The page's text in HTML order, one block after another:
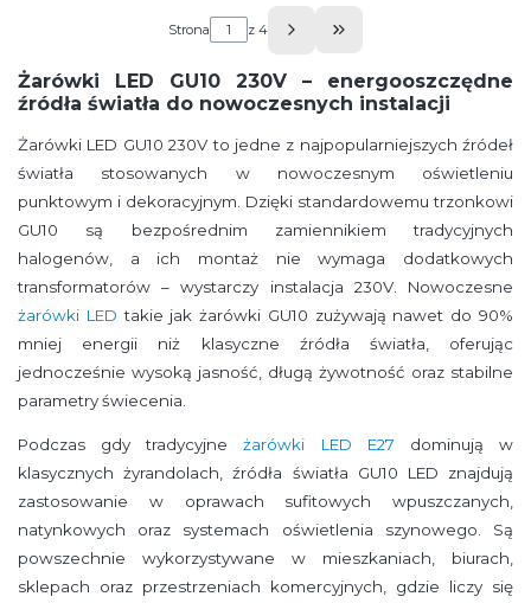
Strona z 4
Przejdź do ostatniej
Żarówki LED GU10 230V – energooszczędne
źródła światła do nowoczesnych instalacji
Żarówki LED GU10 230V to jedne z najpopularniejszych źródeł
światła stosowanych w nowoczesnym oświetleniu
punktowym i dekoracyjnym. Dzięki standardowemu trzonkowi
GU10 są bezpośrednim zamiennikiem tradycyjnych
halogenów, a ich montaż nie wymaga dodatkowych
transformatorów – wystarczy instalacja 230V. Nowoczesne
żarówki LED takie jak żarówki GU10 zużywają nawet do 90%
mniej energii niż klasyczne źródła światła, oferując
jednocześnie wysoką jasność, długą żywotność oraz stabilne
parametry świecenia.
Podczas gdy tradycyjneżarówki LED E27 dominują w
klasycznych żyrandolach, źródła światła GU10 LED znajdują
zastosowanie w oprawach sufitowych wpuszczanych,
natynkowych oraz systemach oświetlenia szynowego. Są
powszechnie wykorzystywane w mieszkaniach, biurach,
sklepach oraz przestrzeniach komercyjnych, gdzie liczy się